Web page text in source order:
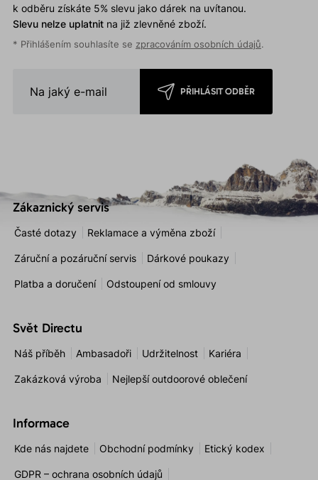
k odběru získáte 5% slevu jako dárek na uvítanou.
Slevu nelze uplatnitna již zlevněné zboží.
* Přihlášením souhlasíte se zpracováním osobních údajů.
PŘIHLÁSIT ODBĚR
Zákaznický servis
Časté dotazy Reklamace a výměna zboží
Záruční a pozáruční servis Dárkové poukazy
Platba a doručení Odstoupení od smlouvy
Svět Directu
Náš příběh Ambasadoři Udržitelnost Kariéra
Zakázková výroba Nejlepší outdoorové oblečení
Informace
Kde nás najdete Obchodní podmínky Etický kodex
GDPR – ochrana osobních údajů